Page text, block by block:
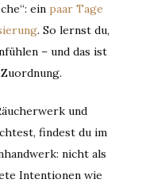
ein paar Tage
. So lernst du,
– und das ist
und
findest du im
nicht als
Intentionen wie